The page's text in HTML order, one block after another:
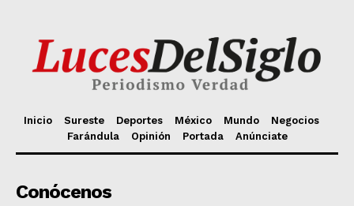
Inicio Sureste Deportes México Mundo
Negocios
Farándula
Opinión Portada Anúnciate
Conócenos